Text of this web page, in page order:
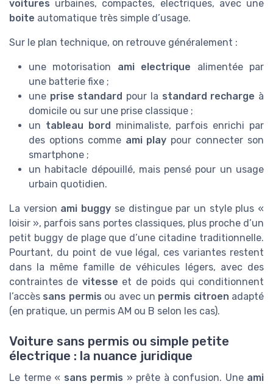
voitures urbaines, compactes, electriques, avec une
boite automatique très simple d’usage.
Sur le plan technique, on retrouve généralement :
une motorisation ami electrique alimentée par
une batterie fixe ;
une prise standard pour la standard recharge à
domicile ou sur une prise classique ;
un tableau bord
minimaliste, parfois enrichi par
des options comme ami play pour connecter son
smartphone ;
un habitacle dépouillé, mais pensé pour un usage
urbain quotidien.
La version ami buggy se distingue par un style plus «
loisir », parfois sans portes classiques, plus proche d’un
petit buggy de plage que d’une citadine traditionnelle.
Pourtant, du point de vue légal, ces variantes restent
dans la même famille de véhicules légers, avec des
contraintes de vitesse et de poids qui conditionnent
l’accès sans permis ou avec un permis citroen adapté
(en pratique, un permis AM ou B selon les cas).
Voiture sans permis ou simple petite
électrique : la nuance juridique
Le terme « sans permis » prête à confusion. Une ami